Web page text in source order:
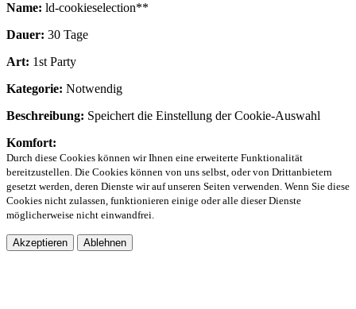
Name: ld-cookieselection**
Dauer: 30 Tage
Art: 1st Party
Kategorie: Notwendig
Beschreibung: Speichert die Einstellung der Cookie-Auswahl
Komfort:
Durch diese Cookies können wir Ihnen eine erweiterte Funktionalität
bereitzustellen. Die Cookies können von uns selbst, oder von Drittanbietern
gesetzt werden, deren Dienste wir auf unseren Seiten verwenden. Wenn Sie diese
Cookies nicht zulassen, funktionieren einige oder alle dieser Dienste
möglicherweise nicht einwandfrei.
Akzeptieren Ablehnen